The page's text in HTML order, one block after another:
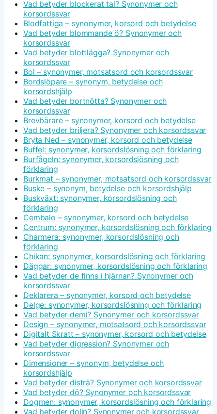
Vad betyder blockerat tal? Synonymer och
korsordssvar
Blodfattiga – synonymer, korsord och betydelse
Vad betyder blommande ö? Synonymer och
korsordssvar
Vad betyder blottlägga? Synonymer och
korsordssvar
Bol – synonymer, motsatsord och korsordssvar
Bordslöpare – synonym, betydelse och
korsordshjälp
Vad betyder bortnötta? Synonymer och
korsordssvar
Brevbärare – synonymer, korsord och betydelse
Vad betyder briljera? Synonymer och korsordssvar
Bryta Ned – synonymer, korsord och betydelse
Buffel: synonymer, korsordslösning och förklaring
Burfågeln: synonymer, korsordslösning och
förklaring
Burkmat – synonymer, motsatsord och korsordssvar
Buske – synonym, betydelse och korsordshjälp
Buskväxt: synonymer, korsordslösning och
förklaring
Cembalo – synonymer, korsord och betydelse
Centrum: synonymer, korsordslösning och förklaring
Charmera: synonymer, korsordslösning och
förklaring
Chikan: synonymer, korsordslösning och förklaring
Däggar: synonymer, korsordslösning och förklaring
Vad betyder de finns i hjärnan? Synonymer och
korsordssvar
Deklarera – synonymer, korsord och betydelse
Delge: synonymer, korsordslösning och förklaring
Vad betyder demi? Synonymer och korsordssvar
Design – synonymer, motsatsord och korsordssvar
Digitalt Skratt – synonymer, korsord och betydelse
Vad betyder digression? Synonymer och
korsordssvar
Dimensioner – synonym, betydelse och
korsordshjälp
Vad betyder disträ? Synonymer och korsordssvar
Vad betyder dö? Synonymer och korsordssvar
Dogmen: synonymer, korsordslösning och förklaring
Vad betyder dolin? Synonymer och korsordssvar